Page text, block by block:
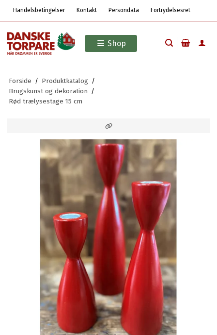
Handelsbetingelser Kontakt Persondata Fortrydelsesret
Shop
Forside / Produktkatalog /
Brugskunst og dekoration /
Rød trælysestage 15 cm